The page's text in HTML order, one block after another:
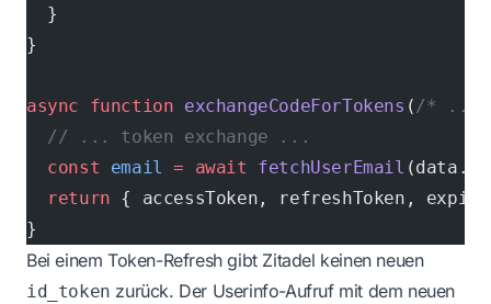
  }
}
async function exchangeCodeForTokens (/* ...
  // ... token exchange ...
  const
email = await fetchUserEmail
  return
{ accessToken, refreshToken,
}
Bei einem Token-Refresh gibt Zitadel keinen neuen
id_token zurück. Der Userinfo-Aufruf mit dem neuen